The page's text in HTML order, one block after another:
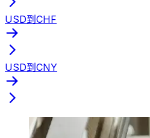
USD到CHF
USD到CNY